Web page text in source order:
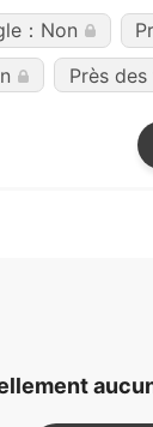
：Non
Près